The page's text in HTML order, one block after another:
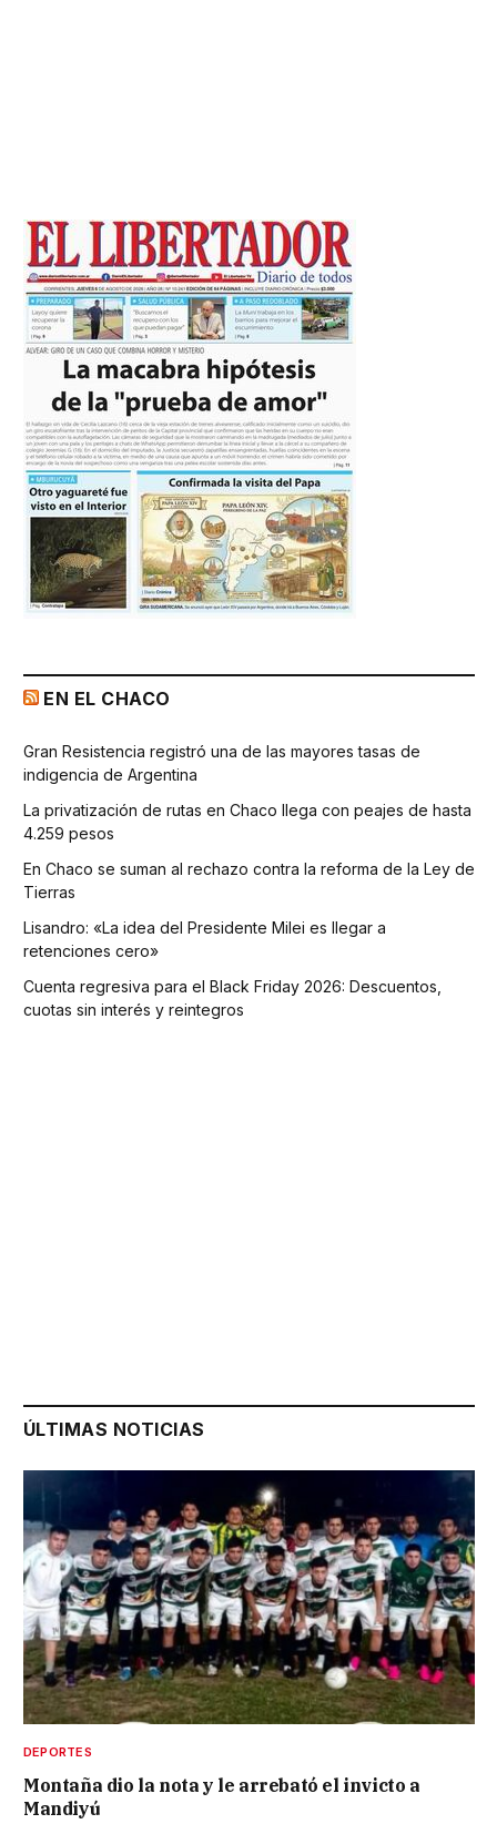
EN EL CHACO
Gran Resistencia registró una de las mayores tasas de
indigencia de Argentina
La privatización de rutas en Chaco llega con peajes de hasta
4.259 pesos
En Chaco se suman al rechazo contra la reforma de la Ley de
Tierras
Lisandro: «La idea del Presidente Milei es llegar a
retenciones cero»
Cuenta regresiva para el Black Friday 2026: Descuentos,
cuotas sin interés y reintegros
ÚLTIMAS NOTICIAS
DEPORTES
Montaña dio la nota y le arrebató el invicto a
Mandiyú